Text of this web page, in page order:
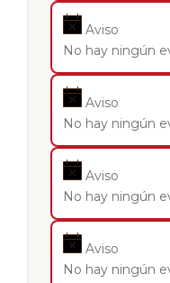
Aviso
No hay ningún
Aviso
No hay ningún
Aviso
No hay ningún
Aviso
No hay ningún